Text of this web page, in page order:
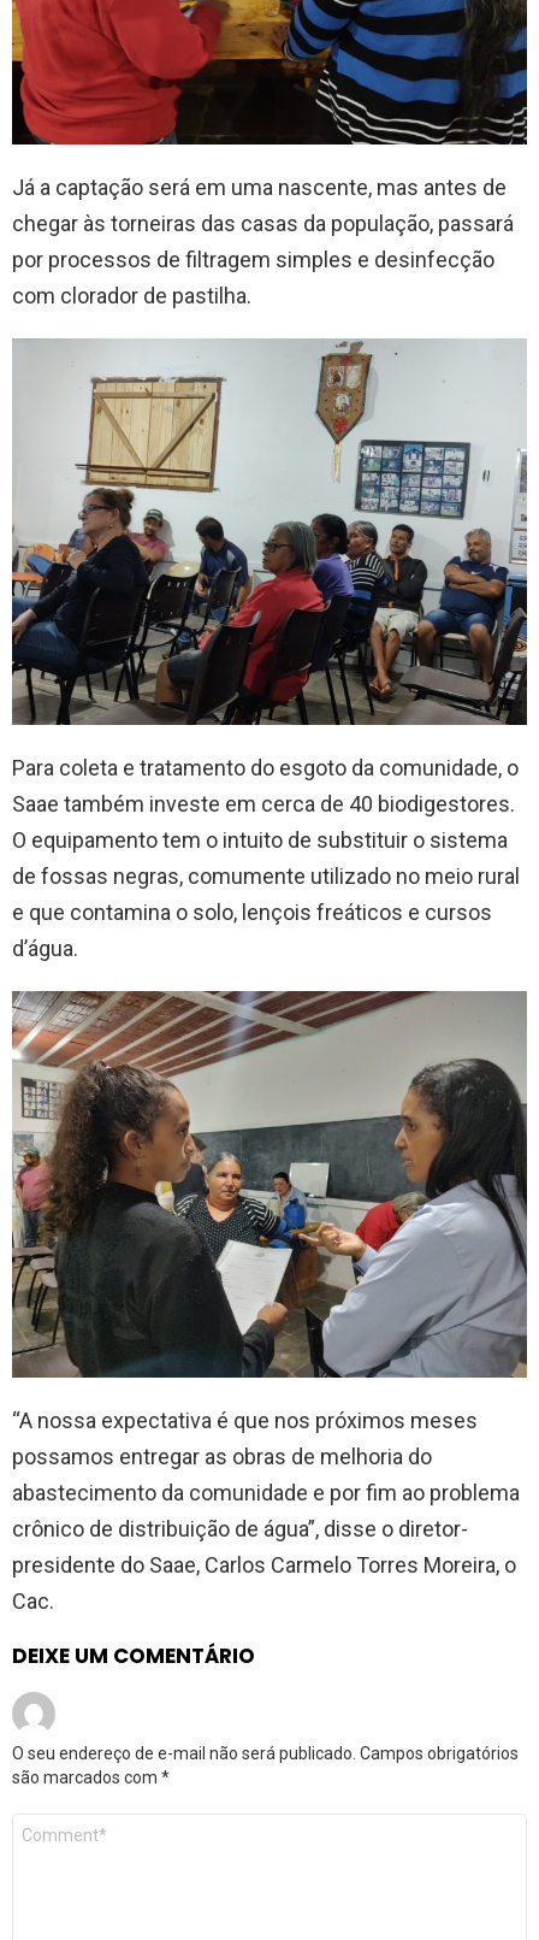
Já a captação será em uma nascente, mas antes de
chegar às torneiras das casas da população, passará
por processos de filtragem simples e desinfecção
com clorador de pastilha.
Para coleta e tratamento do esgoto da comunidade, o
Saae também investe em cerca de 40 biodigestores.
O equipamento tem o intuito de substituir o sistema
de fossas negras, comumente utilizado no meio rural
e que contamina o solo, lençois freáticos e cursos
d’água.
“A nossa expectativa é que nos próximos meses
possamos entregar as obras de melhoria do
abastecimento da comunidade e por fim ao problema
crônico de distribuição de água”, disse o diretor-
presidente do Saae, Carlos Carmelo Torres Moreira, o
Cac.
DEIXE UM COMENTÁRIO
O seu endereço de e-mail não será publicado. Campos obrigatórios
são marcados com *
Comentário